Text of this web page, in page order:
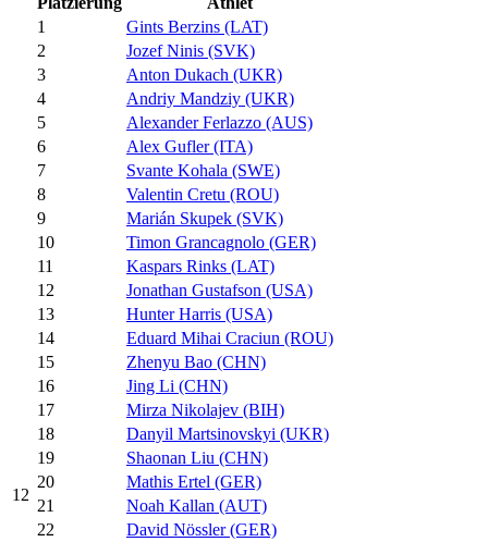
12
1
Gints Berzins (LAT)
2
Jozef Ninis (SVK)
3
Anton Dukach (UKR)
4
Andriy Mandziy (UKR)
5
Alexander Ferlazzo (AUS)
6
Alex Gufler (ITA)
7
Svante Kohala (SWE)
8
Valentin Cretu (ROU)
9
Marián Skupek (SVK)
10
Timon Grancagnolo (GER)
11
Kaspars Rinks (LAT)
12
Jonathan Gustafson (USA)
13
Hunter Harris (USA)
14
Eduard Mihai Craciun (ROU)
15
Zhenyu Bao (CHN)
16
Jing Li (CHN)
17
Mirza Nikolajev (BIH)
18
Danyil Martsinovskyi (UKR)
19
Shaonan Liu (CHN)
20
Mathis Ertel (GER)
21
Noah Kallan (AUT)
22
David Nössler (GER)